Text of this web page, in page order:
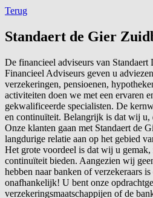
Terug
Standaert de Gier
De financieel adviseurs van
Financieel Adviseurs geven u
verzekeringen, pensioenen,
activiteiten doen we met een ervaren
gekwalificeerde specialisten. De
en continuïteit. Belangrijk is dat wij u,
Onze klanten gaan met Standaert de
langdurige relatie aan op het gebied
Het grote voordeel is dat wij u
continuïteit bieden. Aangezien wij
hebben naar banken of verzekeraars
onafhankelijk! U bent onze
verzekeringsmaatschappijen of de